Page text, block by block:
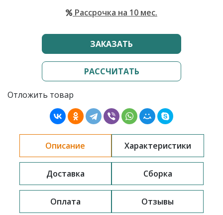
Рассрочка на 10 мес.
ЗАКАЗАТЬ
РАССЧИТАТЬ
Отложить товар
Описание Характеристики
Доставка Сборка
Оплата
Отзывы